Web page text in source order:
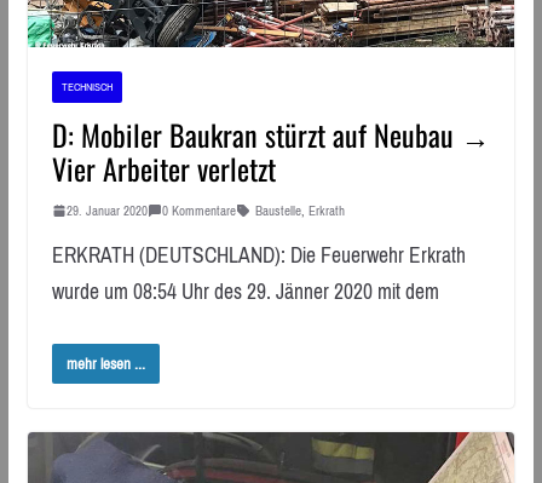
TECHNISCH
D: Mobiler Baukran stürzt auf Neubau →
Vier Arbeiter verletzt
29. Januar 2020 0 Kommentare Baustelle, Erkrath
ERKRATH (DEUTSCHLAND): Die Feuerwehr Erkrath
wurde um 08:54 Uhr des 29. Jänner 2020 mit dem
mehr lesen ...